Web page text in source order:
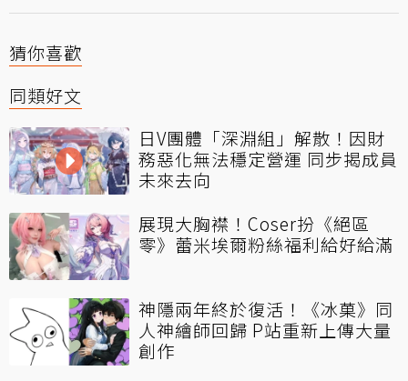
猜你喜歡
同類好文
日V團體「深淵組」解散！因財
務惡化無法穩定營運 同步揭成員
未來去向
展現大胸襟！Coser扮《絕區
零》蕾米埃爾粉絲福利給好給滿
神隱兩年終於復活！《冰菓》同
人神繪師回歸 P站重新上傳大量
創作